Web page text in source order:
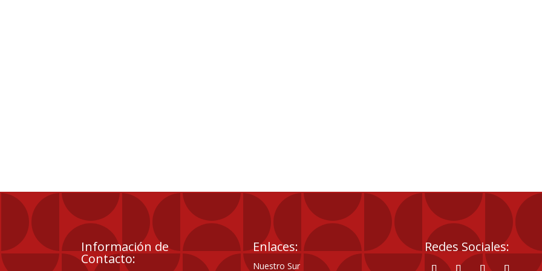
Información de
Contacto:
Enlaces:
Nuestro Sur
Redes Sociales: